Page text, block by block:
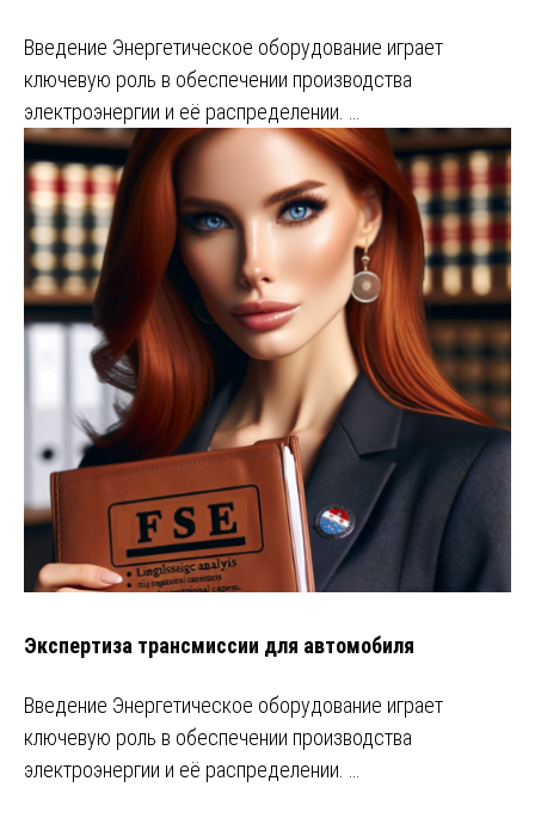
Введение Энергетическое оборудование играет
ключевую роль в обеспечении производства
электроэнергии и её распределении. …
Экспертиза трансмиссии для автомобиля
Введение Энергетическое оборудование играет
ключевую роль в обеспечении производства
электроэнергии и её распределении. …